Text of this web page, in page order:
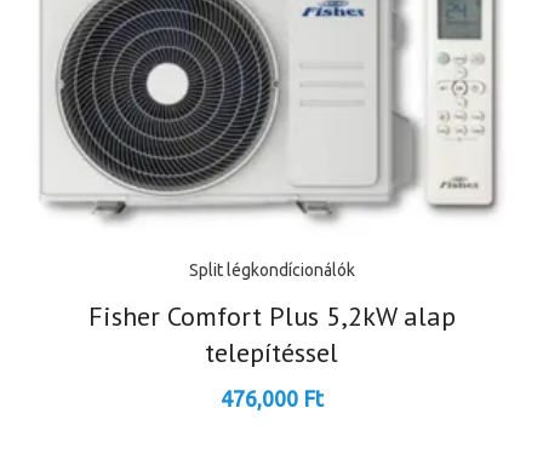
Split légkondícionálók
Fisher Comfort Plus 5,2kW alap
telepítéssel
476,000 Ft